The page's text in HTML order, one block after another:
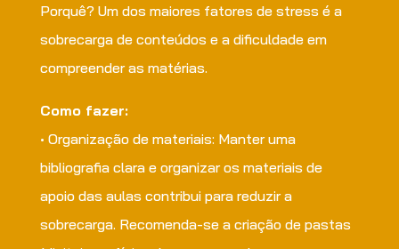
Porquê? Um dos maiores fatores de stress é a
sobrecarga de conteúdos e a dificuldade em
compreender as matérias.
Como fazer:
• Organização de materiais: Manter uma
bibliografia clara e organizar os materiais de
apoio das aulas contribui para reduzir a
sobrecarga. Recomenda-se a criação de pastas